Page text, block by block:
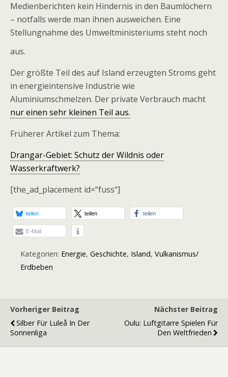
Medienberichten kein Hindernis in den Baumlöchern
– notfalls werde man ihnen ausweichen. Eine
Stellungnahme des Umweltministeriums steht noch
aus.
Der größte Teil des auf Island erzeugten Stroms geht
in energieintensive Industrie wie
Aluminiumschmelzen. Der private Verbrauch macht
nur einen sehr kleinen Teil aus.
Früherer Artikel zum Thema:
Drangar-Gebiet: Schutz der Wildnis oder
Wasserkraftwerk?
[the_ad_placement id=“fuss“]
teilen teilen teilen
E-Mail
Kategorien: Energie, Geschichte, Island, Vulkanismus/
Erdbeben
Vorheriger Beitrag
Silber Für Luleå In Der
Sonnenliga
Nächster Beitrag
Oulu: Luftgitarre Spielen Für
Den Weltfrieden